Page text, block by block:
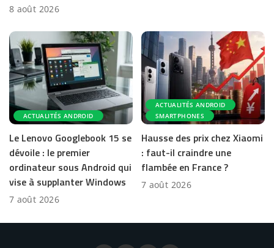
8 août 2026
ACTUALITÉS ANDROID
Le Lenovo Googlebook 15 se
dévoile : le premier
ordinateur sous Android qui
vise à supplanter Windows
7 août 2026
ACTUALITÉS ANDROID
SMARTPHONES
Hausse des prix chez Xiaomi
: faut-il craindre une
flambée en France ?
7 août 2026